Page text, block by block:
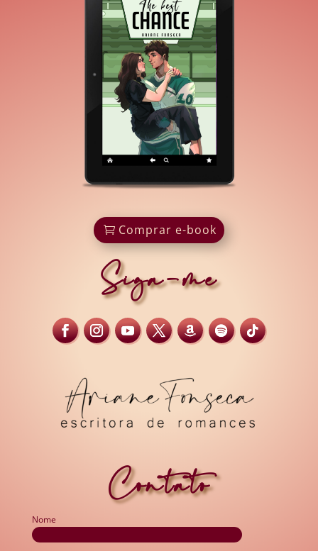
Comprar e-book
Siga-me
Contato
Nome